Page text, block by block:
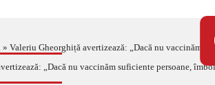
» Valeriu Gheorghiță avertizează: „Dacă nu vaccinăm